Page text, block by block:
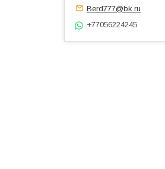
Berd777@bk.ru
+77056224245